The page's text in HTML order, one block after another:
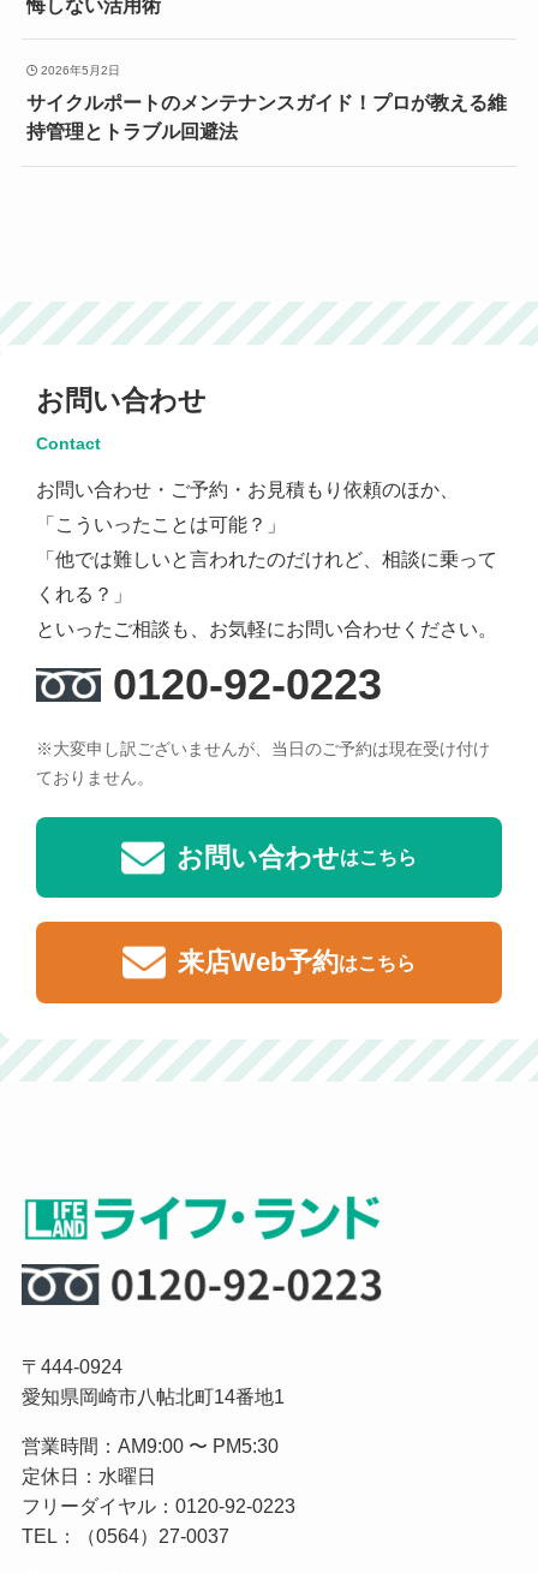
悔しない活用術
2026年5月2日
サイクルポートのメンテナンスガイド！プロが教える維
持管理とトラブル回避法
お問い合わせ
Contact
お問い合わせ・ご予約・お見積もり依頼のほか、
「こういったことは可能？」
「他では難しいと言われたのだけれど、相談に乗って
くれる？」
といったご相談も、お気軽にお問い合わせください。
0120-92-0223
※大変申し訳ございませんが、当日のご予約は現在受け付け
ておりません。
お問い合わせはこちら
来店Web予約はこちら
〒444-0924
愛知県岡崎市八帖北町14番地1
営業時間：AM9:00 〜 PM5:30
定休日：水曜日
フリーダイヤル：0120-92-0223
TEL：（0564）27-0037